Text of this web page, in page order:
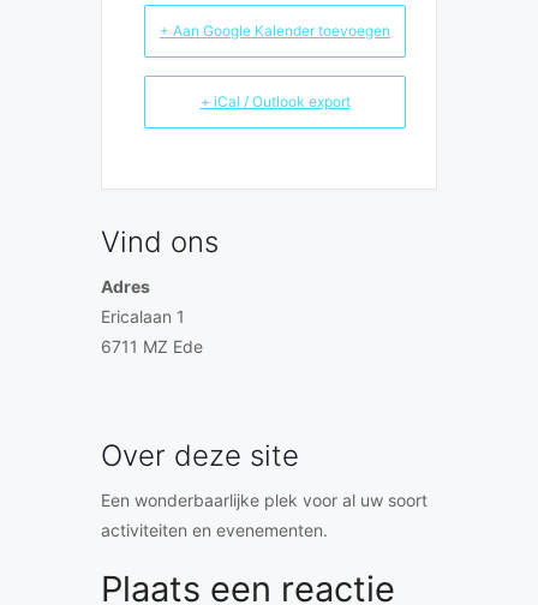
+ Aan Google Kalender toevoegen
+ iCal / Outlook export
Vind ons
Adres
Ericalaan 1
6711 MZ Ede
Over deze site
Een wonderbaarlijke plek voor al uw soort
activiteiten en evenementen.
Plaats een reactie